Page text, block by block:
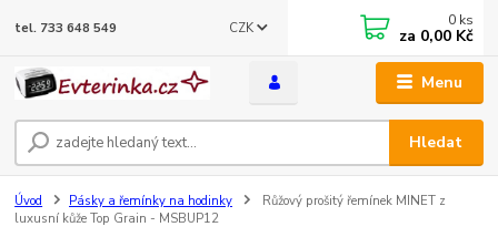
Menu
CZK
Hledat
tel. 733 648 549 0 ks
za 0,00 Kč
Úvod Pásky a řemínky na hodinky
Růžový prošitý řemínek MINET z
luxusní kůže Top Grain - MSBUP12